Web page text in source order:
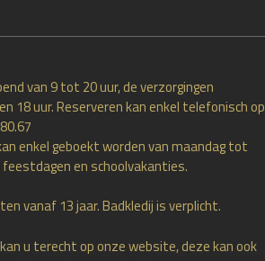
van 9 tot 20 uur, de verzorgingen
18 uur. Reserveren kan enkel telefonisch op
enkel geboekt worden van maandag tot
en schoolvakanties.
vanaf 13 jaar. Badkledij is verplicht.
u terecht op onze website, deze kan ook